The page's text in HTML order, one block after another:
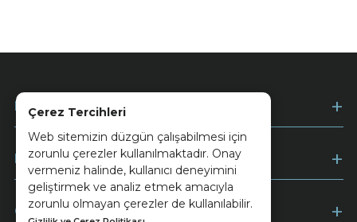
Çerez Tercihleri
Web sitemizin düzgün çalışabilmesi için
zorunlu çerezler kullanılmaktadır. Onay
vermeniz halinde, kullanıcı deneyimini
geliştirmek ve analiz etmek amacıyla
zorunlu olmayan çerezler de kullanılabilir.
Kurumsal
Müşteri Hizmetleri
Ödeme